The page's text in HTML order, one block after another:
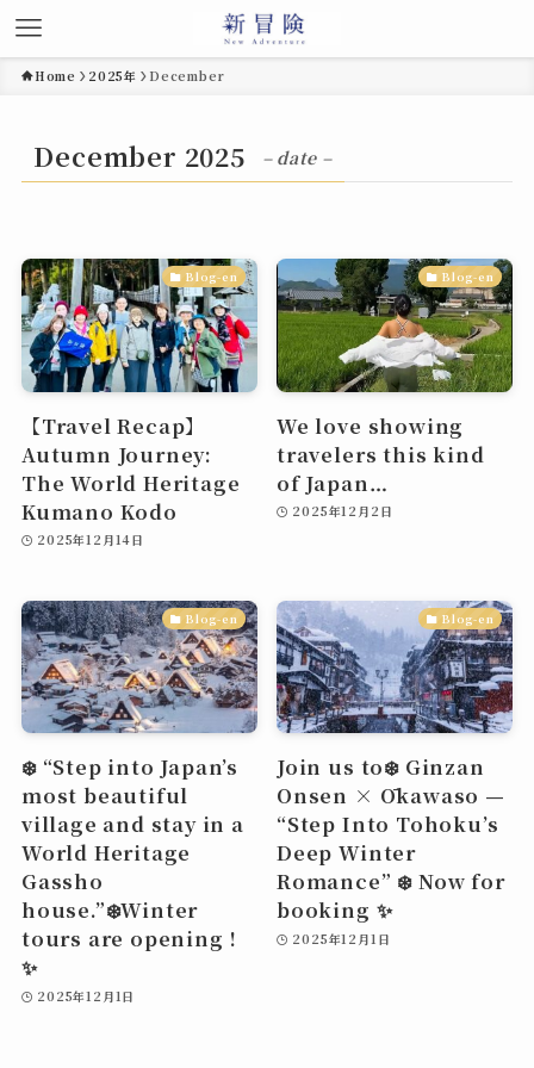
Home 2025年 December
December 2025 – date –
Blog-en
【Travel Recap】
Autumn Journey:
The World Heritage
Kumano Kodo
2025年12月14日
Blog-en
We love showing
travelers this kind
of Japan…
2025年12月2日
Blog-en
❄️ “Step into Japan’s
most beautiful
village and stay in a
World Heritage
Gassho
house.”❄️Winter
tours are opening !
✨
2025年12月1日
Blog-en
Join us to❄️ Ginzan
Onsen × Ōkawaso —
“Step Into Tohoku’s
Deep Winter
Romance” ❄️ Now for
booking ✨
2025年12月1日